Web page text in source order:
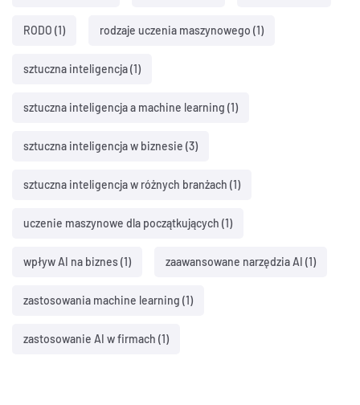
RODO (1) rodzaje uczenia maszynowego (1)
sztuczna inteligencja(1)
sztuczna inteligencja a machine learning (1)
sztuczna inteligencja w biznesie (3)
sztuczna inteligencja w różnych branżach (1)
uczenie maszynowe dla początkujących (1)
wpływ AI na biznes(1) zaawansowane narzędzia AI (1)
zastosowania machine learning (1)
zastosowanie AI w firmach (1)